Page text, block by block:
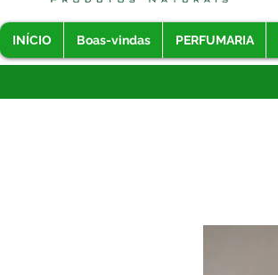
INÍCIO Boas-vindas PERFUMARIA